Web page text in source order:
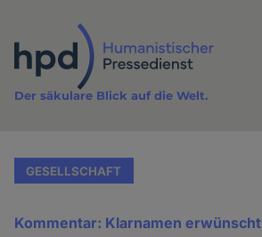
Inhalt
Der säkulare Blick auf die Welt.
GESELLSCHAFT
Kommentar: Klarnamen erwünscht